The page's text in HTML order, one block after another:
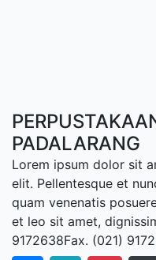
PADALARANG
Lorem ipsum dolor sit
elit. Pellentesque et
quam venenatis
et leo sit amet,
9172638Fax. (021)